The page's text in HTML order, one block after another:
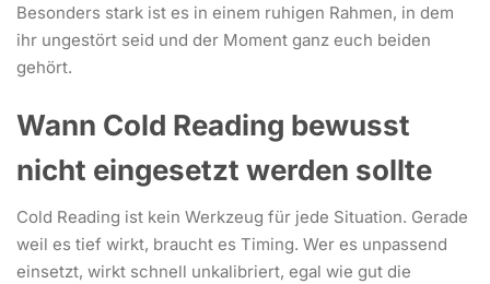
Besonders stark ist es in einem ruhigen Rahmen, in dem
ihr ungestört seid und der Moment ganz euch beiden
gehört.
Wann Cold Reading bewusst
nicht eingesetzt werden sollte
Cold Reading ist kein Werkzeug für jede Situation. Gerade
weil es tief wirkt, braucht es Timing. Wer es unpassend
einsetzt, wirkt schnell unkalibriert, egal wie gut die